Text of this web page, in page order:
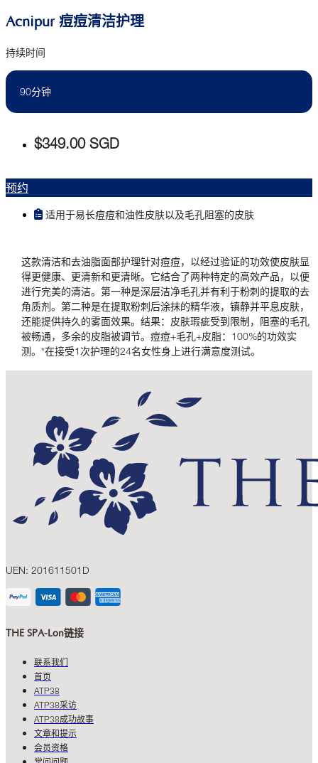
Acnipur 痘痘清洁护理
持续时间
90分钟
$349.00 SGD
预约
适用于易长痘痘和油性皮肤以及毛孔阻塞的皮肤
这款清洁和去油脂面部护理针对痘痘，以经过验证的功效使皮肤显
得更健康、更清新和更清晰。它结合了两种特定的高效产品，以便
进行完美的清洁。第一种是深层洁净毛孔并有利于粉刺的提取的去
角质剂。第二种是在提取粉刺后涂抹的精华液，镇静并平息皮肤，
还能提供持久的雾面效果。结果：皮肤瑕疵受到限制，阻塞的毛孔
被畅通，多余的皮脂被调节。痘痘+毛孔+皮脂：100%的功效实
测。*在接受1次护理的24名女性身上进行满意度测试。
UEN: 201611501D
THE SPA-Lon链接
联系我们
首页
ATP38
ATP38采访
ATP38成功故事
文章和提示
会员资格